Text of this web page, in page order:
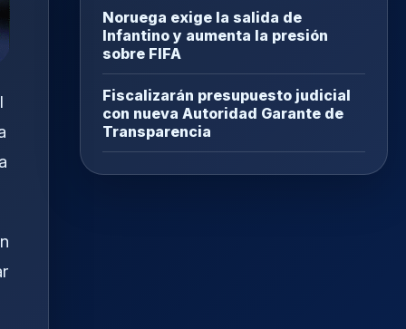
Noruega exige la salida de
Infantino y aumenta la presión
sobre FIFA
Fiscalizarán presupuesto judicial
con nueva Autoridad Garante de
Transparencia